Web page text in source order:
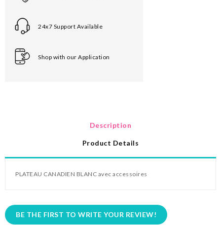
24x7 Support Available
Shop with our Application
Description
Product Details
PLATEAU CANADIEN BLANC avec accessoires
BE THE FIRST TO WRITE YOUR REVIEW!